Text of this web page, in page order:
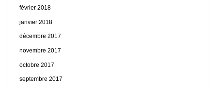
février 2018
janvier 2018
décembre 2017
novembre 2017
octobre 2017
septembre 2017